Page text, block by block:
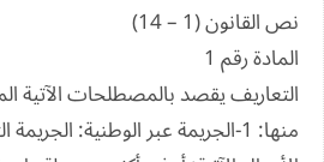
نص القانون (1 – 14)
المادة رقم 1
التعاريف يقصد بالمصطلحات الآتية
منها: 1-الجريمة عبر الوطنية: